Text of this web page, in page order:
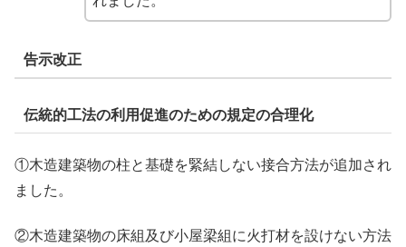
告示改正
伝統的工法の利用促進のための規定の合理化
①木造建築物の柱と基礎を緊結しない接合方法が追加され
ました。
②木造建築物の床組及び小屋梁組に火打材を設けない方法